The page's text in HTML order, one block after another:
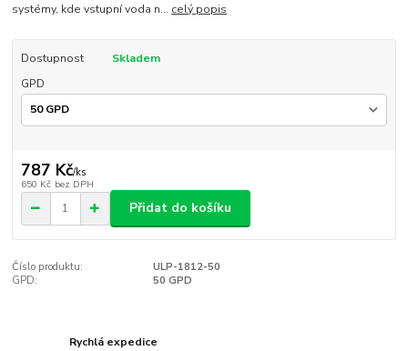
systémy, kde vstupní voda n... celý popis
Dostupnost
Skladem
GPD
787 Kč/ks
650 Kč bez DPH
Přidat do košíku
Číslo produktu:
ULP-1812-50
GPD:
50 GPD
Rychlá expedice